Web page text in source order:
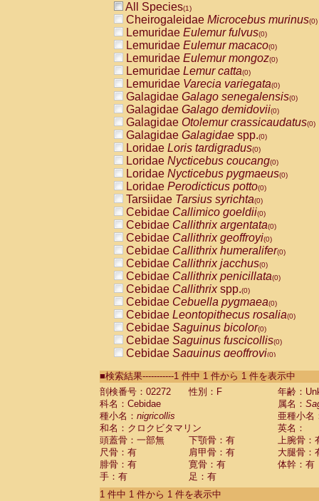
All Species(1)
Cheirogaleidae Microcebus murinus(0)
Lemuridae Eulemur fulvus(0)
Lemuridae Eulemur macaco(0)
Lemuridae Eulemur mongoz(0)
Lemuridae Lemur catta(0)
Lemuridae Varecia variegata(0)
Galagidae Galago senegalensis(0)
Galagidae Galago demidovii(0)
Galagidae Otolemur crassicaudatus(0)
Galagidae Galagidae spp.(0)
Loridae Loris tardigradus(0)
Loridae Nycticebus coucang(0)
Loridae Nycticebus pygmaeus(0)
Loridae Perodicticus potto(0)
Tarsiidae Tarsius syrichta(0)
Cebidae Callimico goeldii(0)
Cebidae Callithrix argentata(0)
Cebidae Callithrix geoffroyi(0)
Cebidae Callithrix humeralifer(0)
Cebidae Callithrix jacchus(0)
Cebidae Callithrix penicillata(0)
Cebidae Callithrixspp.(0)
Cebidae Cebuella pygmaea(0)
Cebidae Leontopithecus rosalia(0)
Cebidae Saguinus bicolor(0)
Cebidae Saguinus fuscicollis(0)
Cebidae Saguinus geoffroyi(0)
CebidaeSaguinus labiatus(0)
Cebidae Saguinus leucopus (0)
Cebidae
CebidaeSaguinus mystax
CebidaeSaguinus nigricollis (1)
Cebidae Saguinus oedipus
Cebidae Saguinus weddelli
Cebidae Saguinusspp.
Cebidae Aotus trivirgatus
Cebidae Cebus albifrons
■検索結果-----------1 件中 1 件から 1 件を表示中
剖検番号：02272
性別：F
年齢：
科名：Cebidae
属名：
種小名： nigricollis
亜種小名
和名：クロクビタマリン
英名：
頭蓋骨：一部無
下顎骨：有
上腕骨：
尺骨：有
肩甲骨：有
大腿骨：
腓骨：有
寛骨：有
体幹：有
手：有
足：有
1 件中 1 件から 1 件を表示中